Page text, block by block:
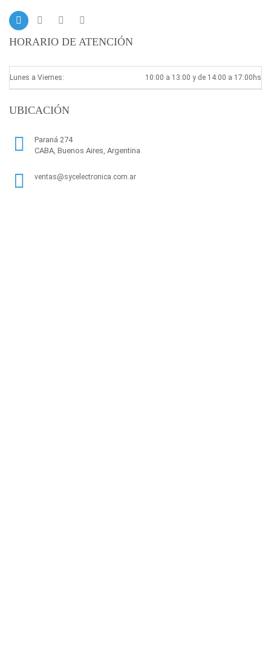
HORARIO DE ATENCIÓN
Lunes a Viernes: 10:00 a 13:00 y de 14:00 a 17:00hs
UBICACIÓN
Paraná 274
CABA, Buenos Aires, Argentina
ventas@sycelectronica.com.ar